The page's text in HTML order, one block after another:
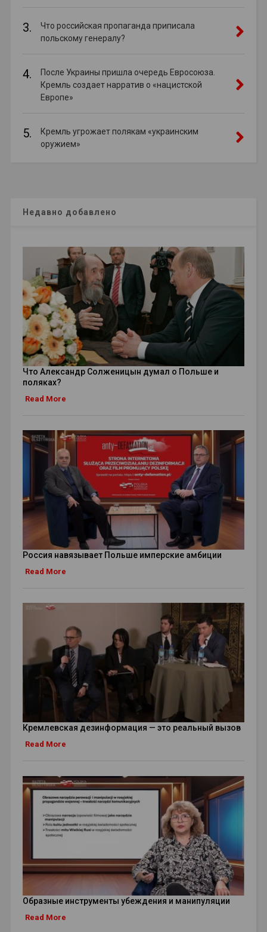
3.
Что российская пропаганда приписала
польскому генералу?
4.
После Украины пришла очередь Евросоюза.
Кремль создает нарратив о «нацистской
Европе»
5.
Кремль угрожает полякам «украинским
оружием»
Недавно добавлено
Что Александр Солженицын думал о Польше и
поляках?
Read More
Россия навязывает Польше имперские амбиции
Read More
Кремлевская дезинформация — это реальный вызов
Read More
Образные инструменты убеждения и манипуляции
Read More